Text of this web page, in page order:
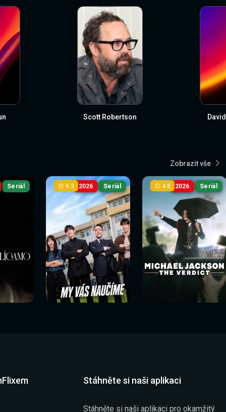
Scott Robertson
Zobrazit vše
Seriál 2026
9.3 Seriál 2026
4.8 Seriál
Stáhněte si naši aplikaci
Stáhněte si naši aplikaci pro okamžitý